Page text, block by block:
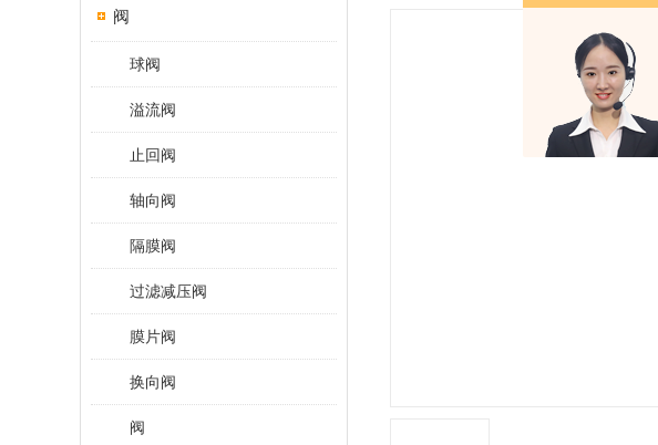
阀
球阀
溢流阀
止回阀
轴向阀
隔膜阀
过滤减压阀
膜片阀
换向阀
阀